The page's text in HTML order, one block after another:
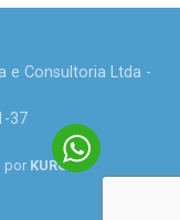
e Consultoria Ltda -
37
por KUROLE